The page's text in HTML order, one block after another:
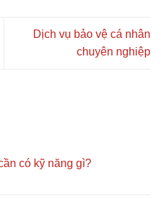
Dịch vụ bảo vệ cá nhân
chuyên nghiệp
có kỹ năng gì?